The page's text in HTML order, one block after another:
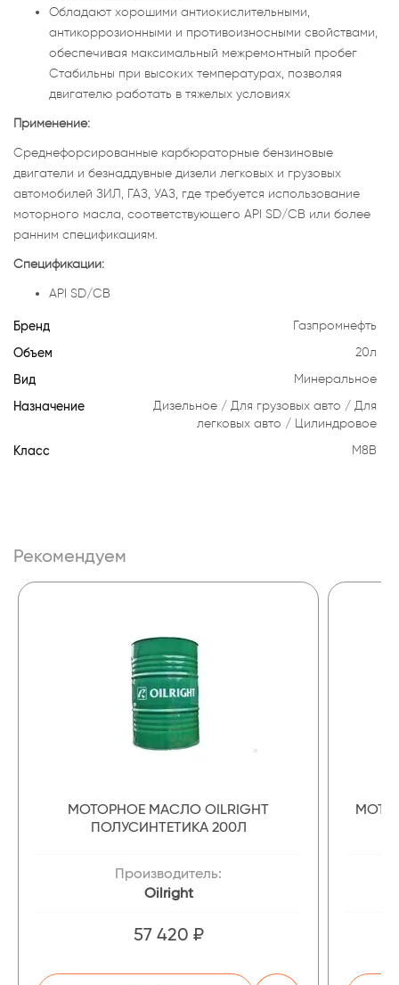
Обладают хорошими антиокислительными,
антикоррозионными и противоизносными свойствами,
обеспечивая максимальный межремонтный пробег
Стабильны при высоких температурах, позволяя
двигателю работать в тяжелых условиях
Применение:
Среднефорсированные карбюраторные бензиновые
двигатели и безнаддувные дизели легковых и грузовых
автомобилей ЗИЛ, ГАЗ, УАЗ, где требуется использование
моторного масла, соответствующего API SD/CB или более
ранним спецификациям.
Спецификации:
API SD/CB
Бренд Газпромнефть
Объем 20л
Вид Минеральное
Назначение Дизельное Для грузовых авто
Для
легковых авто
Цилиндровое
Класс М8В
Рекомендуем
МОТОРНОЕ МАСЛО OILRIGHT
ПОЛУСИНТЕТИКА 200Л
Производитель:
Oilright
57 420 ₽